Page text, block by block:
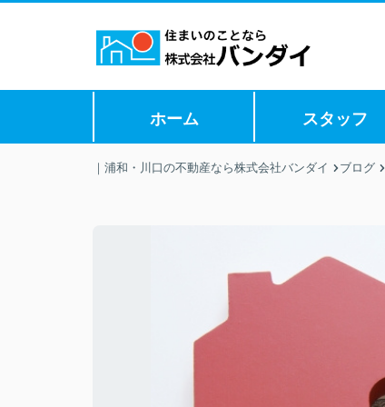
ホーム スタッフ
｜浦和・川口の不動産なら株式会社バンダイ ブログ